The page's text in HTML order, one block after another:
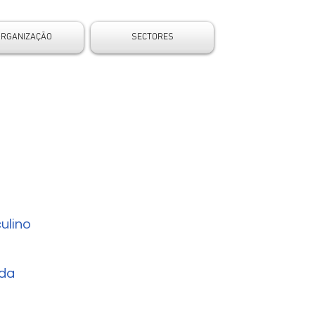
SECTORES